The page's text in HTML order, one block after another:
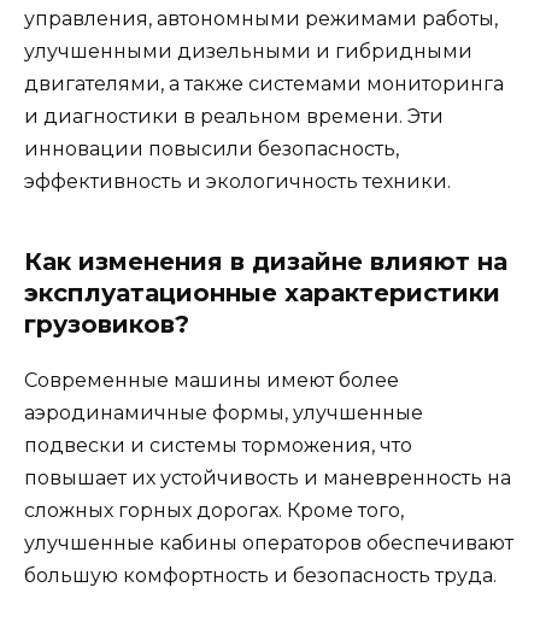
управления, автономными режимами работы,
улучшенными дизельными и гибридными
двигателями, а также системами мониторинга
и диагностики в реальном времени. Эти
инновации повысили безопасность,
эффективность и экологичность техники.
Как изменения в дизайне влияют на
эксплуатационные характеристики
грузовиков?
Современные машины имеют более
аэродинамичные формы, улучшенные
подвески и системы торможения, что
повышает их устойчивость и маневренность на
сложных горных дорогах. Кроме того,
улучшенные кабины операторов обеспечивают
большую комфортность и безопасность труда.